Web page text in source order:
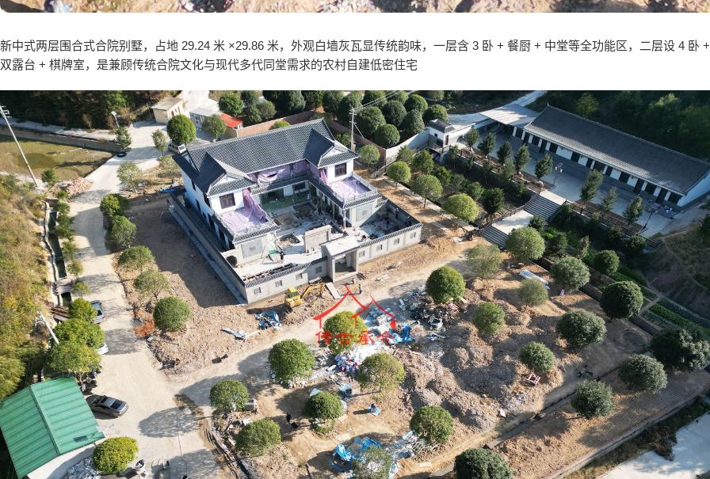
新中式两层围合式合院别墅，占地 29.24 米 ×29.86 米，外观白墙灰瓦显传统韵味，一层含 3 卧 + 餐厨 + 中堂等全功能区，二层设 4 卧 +
双露台 + 棋牌室，是兼顾传统合院文化与现代多代同堂需求的农村自建低密住宅